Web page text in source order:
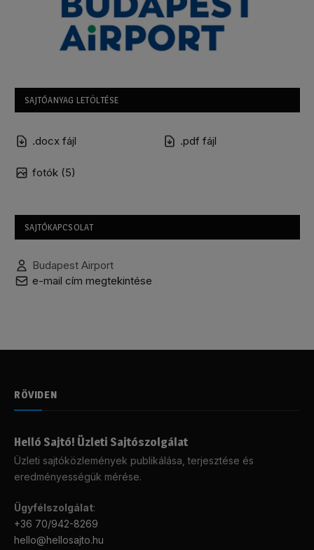
SAJTÓANYAG LETÖLTÉSE
.docx fájl .pdf fájl
fotók (5)
SAJTÓKAPCSOLAT
Budapest Airport
e-mail cím megtekintése
RÖVIDEN
Helló Sajtó! Üzleti Sajtószolgálat
Üzleti sajtóközlemények publikálása, terjesztése és
eredményességük mérése.
Ügyfélszolgálat:
+36 70/942-8269
hello@hellosajto.hu